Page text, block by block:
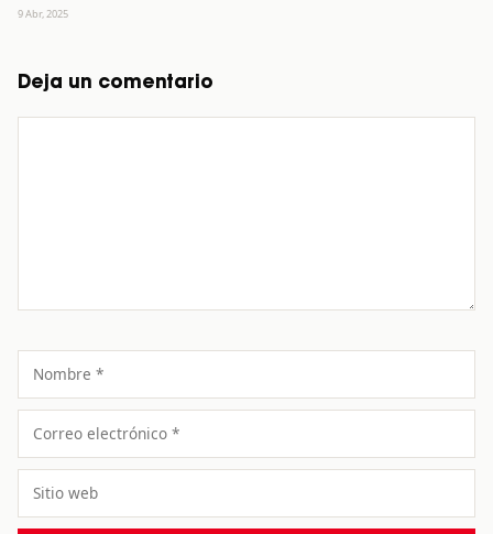
9 Abr, 2025
Deja un comentario
Comentario
Nombre
Correo
electrónico
Sitio
web